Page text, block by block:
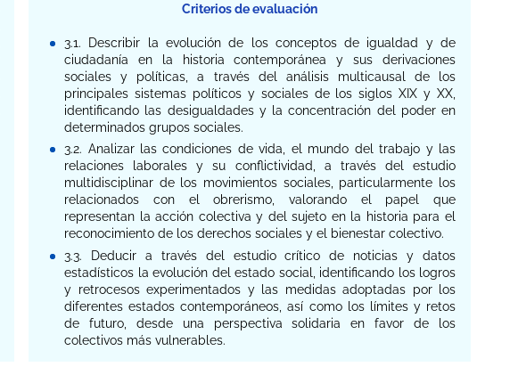
Criterios de evaluación
3.1. Describir la evolución de los conceptos de igualdad y de
ciudadanía en la historia contemporánea y sus derivaciones
sociales y políticas, a través del análisis multicausal de los
principales sistemas políticos y sociales de los siglos XIX y XX,
identificando las desigualdades y la concentración del poder en
determinados grupos sociales.
3.2. Analizar las condiciones de vida, el mundo del trabajo y las
relaciones laborales y su conflictividad, a través del estudio
multidisciplinar de los movimientos sociales, particularmente los
relacionados con el obrerismo, valorando el papel que
representan la acción colectiva y del sujeto en la historia para el
reconocimiento de los derechos sociales y el bienestar colectivo.
3.3. Deducir a través del estudio crítico de noticias y datos
estadísticos la evolución del estado social, identificando los logros
y retrocesos experimentados y las medidas adoptadas por los
diferentes estados contemporáneos, así como los límites y retos
de futuro, desde una perspectiva solidaria en favor de los
colectivos más vulnerables.